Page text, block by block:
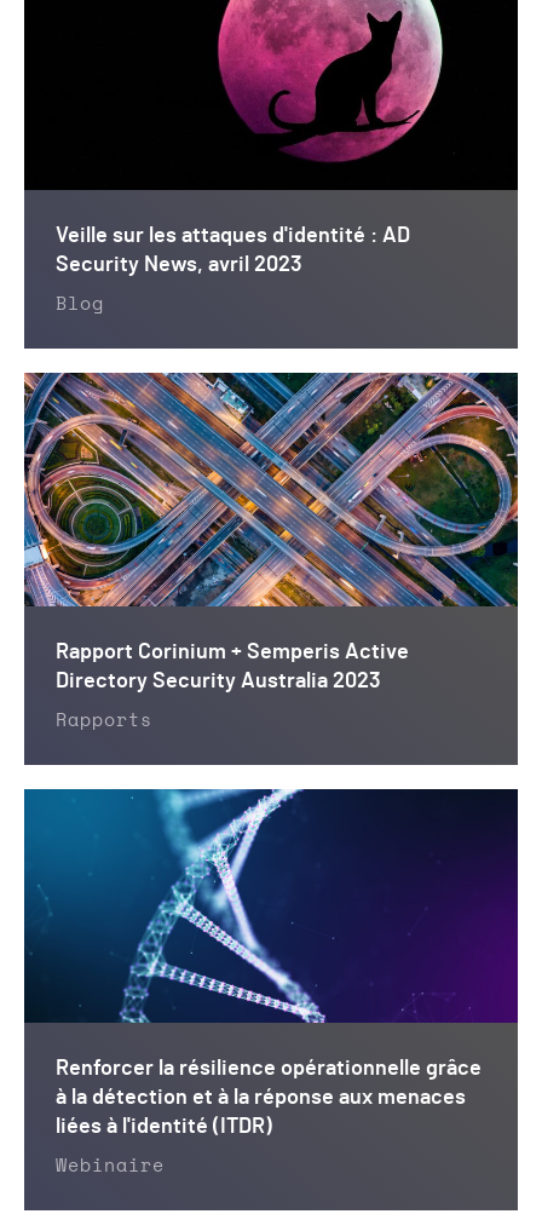
Veille sur les attaques d'identité : AD
Security News, avril 2023
Blog
Rapport Corinium + Semperis Active
Directory Security Australia 2023
Rapports
Renforcer la résilience opérationnelle grâce
à la détection et à la réponse aux menaces
liées à l'identité (ITDR)
Webinaire